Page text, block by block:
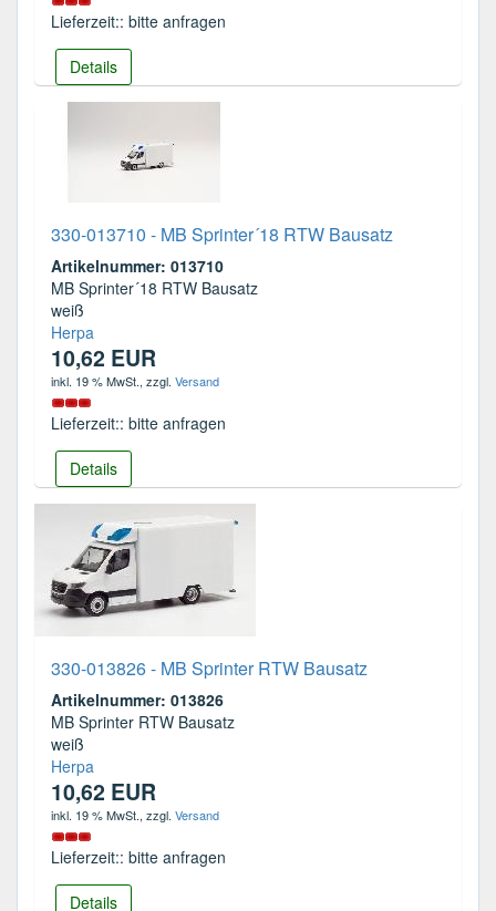
Lieferzeit:: bitte anfragen
Details
330-013710 - MB Sprinter´18 RTW Bausatz
Artikelnummer: 013710
MB Sprinter´18 RTW Bausatz
weiß
Herpa
10,62 EUR
inkl. 19 % MwSt., zzgl. Versand
Lieferzeit:: bitte anfragen
Details
330-013826 - MB Sprinter RTW Bausatz
Artikelnummer: 013826
MB Sprinter RTW Bausatz
weiß
Herpa
10,62 EUR
inkl. 19 % MwSt., zzgl. Versand
Lieferzeit:: bitte anfragen
Details